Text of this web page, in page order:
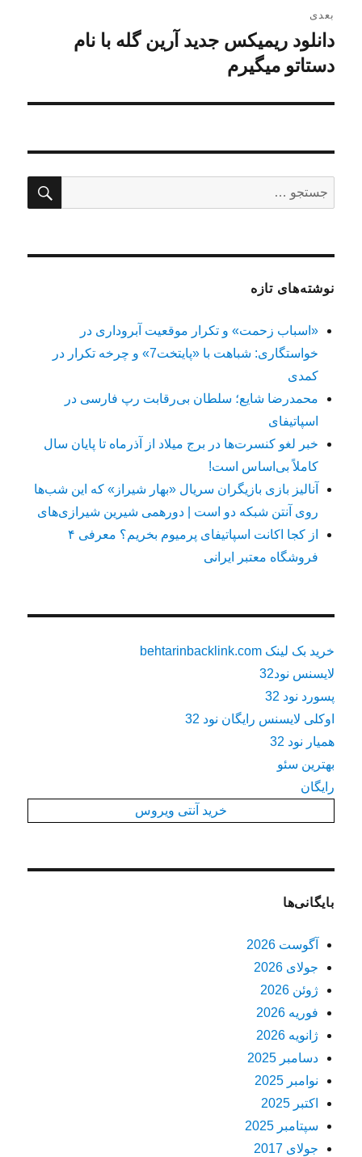
بعدی
نوشته
بعدی:
دانلود ریمیکس جدید آرین گله با نام
دستاتو میگیرم
برای:
نوشته‌های تازه
«اسباب زحمت» و تکرار موقعیت آبروداری در
خواستگاری: شباهت با «پایتخت7» و چرخه تکرار در
کمدی
محمدرضا شایع؛ سلطان بی‌رقابت رپ فارسی در
اسپاتیفای
خبر لغو کنسرت‌ها در برج میلاد از آذرماه تا پایان سال
کاملاً بی‌اساس است!
آنالیز بازی بازیگران سریال «بهار شیراز» که این شب‌ها
روی آنتن شبکه دو است | دورهمی شیرین شیرازی‌های
از کجا اکانت اسپاتیفای پرمیوم بخریم؟ معرفی ۴
فروشگاه معتبر ایرانی
خرید بک لینک behtarinbacklink.com
لایسنس نود32
پسورد نود 32
اوکلی لایسنس رایگان نود 32
همیار نود 32
بهترین سئو
رایگان
خرید آنتی ویروس
بایگانی‌ها
آگوست 2026
جولای 2026
ژوئن 2026
فوریه 2026
ژانویه 2026
دسامبر 2025
نوامبر 2025
اکتبر 2025
سپتامبر 2025
جولای 2017